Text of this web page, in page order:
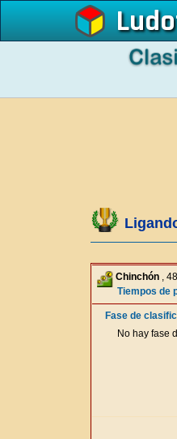
Chinchón ,
Tiempos de
Fase de
No hay fase